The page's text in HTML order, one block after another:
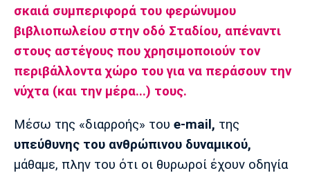
Λίβερπουλ
Μάντσεστερ
Σίτι
Γιουβέντους
Ίντερ Μίλαν
σκαιά συμπεριφορά του φερώνυμου
βιβλιοπωλείου στην οδό Σταδίου, απέναντι
στους αστέγους που χρησιμοποιούν τον
περιβάλλοντα χώρο του για να περάσουν την
νύχτα (και την μέρα...) τους.
Μέσω της «διαρροής» του e-mail, της
υπεύθυνης του ανθρώπινου δυναμικού,
μάθαμε, πλην του ότι οι θυρωροί έχουν οδηγία